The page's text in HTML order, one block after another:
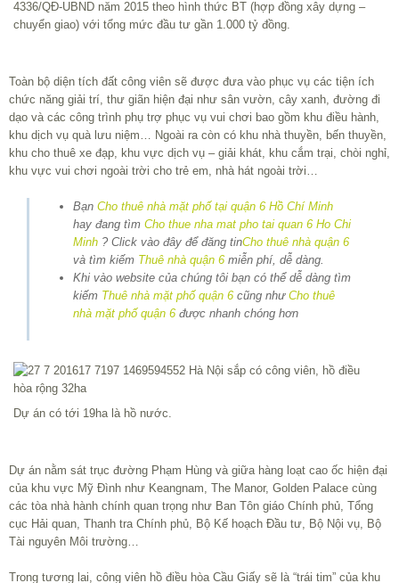
4336/QĐ-UBND năm 2015 theo hình thức BT (hợp đồng xây dựng –
chuyển giao) với tổng mức đầu tư gần 1.000 tỷ đồng.
Toàn bộ diện tích đất công viên sẽ được đưa vào phục vụ các tiện ích
chức năng giải trí, thư giãn hiện đại như sân vườn, cây xanh, đường đi
dạo và các công trình phụ trợ phục vụ vui chơi bao gồm khu điều hành,
khu dịch vụ quà lưu niệm… Ngoài ra còn có khu nhà thuyền, bến thuyền,
khu cho thuê xe đạp, khu vực dịch vụ – giải khát, khu cắm trại, chòi nghỉ,
khu vực vui chơi ngoài trời cho trẻ em, nhà hát ngoài trời…
Bạn Cho thuê nhà mặt phố tại quận 6 Hồ Chí Minh
hay đang tìm Cho thue nha mat pho tai quan 6 Ho Chi
Minh ? Click vào đây để đăng tinCho thuê nhà quận 6
và tìm kiếm Thuê nhà quận 6 miễn phí, dễ dàng.
Khi vào website của chúng tôi bạn có thể dễ dàng tìm
kiếm Thuê nhà mặt phố quận 6 cũng như Cho thuê
nhà mặt phố quận 6 được nhanh chóng hơn
Dự án có tới 19ha là hồ nước.
Dự án nằm sát trục đường Phạm Hùng và giữa hàng loạt cao ốc hiện đại
của khu vực Mỹ Đình như Keangnam, The Manor, Golden Palace cùng
các tòa nhà hành chính quan trọng như Ban Tôn giáo Chính phủ, Tổng
cục Hải quan, Thanh tra Chính phủ, Bộ Kế hoạch Đầu tư, Bộ Nội vụ, Bộ
Tài nguyên Môi trường…
Trong tương lai, công viên hồ điều hòa Cầu Giấy sẽ là “trái tim” của khu